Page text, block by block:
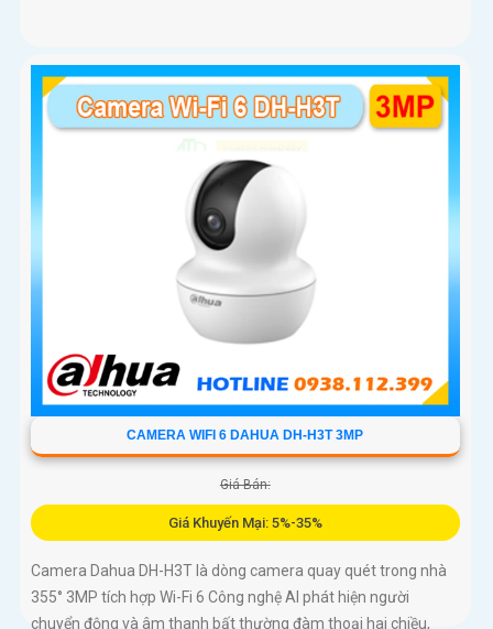
CAMERA WIFI 6 DAHUA DH-H3T 3MP
Giá Bán:
Giá Khuyến Mại: 5%-35%
Camera Dahua DH-H3T là dòng camera quay quét trong nhà
355° 3MP tích hợp Wi-Fi 6 Công nghệ AI phát hiện người
chuyển động và âm thanh bất thường đàm thoại hai chiều,